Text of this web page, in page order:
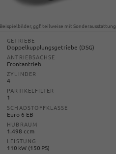
Beispielbilder, ggf. teilweise mit Sonderausstattung
GETRIEBE
Doppelkupplungsgetriebe (DSG)
ANTRIEBSACHSE
Frontantrieb
ZYLINDER
4
PARTIKELFILTER
1
SCHADSTOFFKLASSE
Euro 6 EB
HUBRAUM
1.498 ccm
LEISTUNG
110 kW (150 PS)